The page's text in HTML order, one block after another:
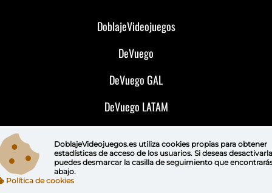
DoblajeVideojuegos
DeVuego
DeVuego GAL
DeVuego LATAM
DoblajeVideojuegos.es utiliza cookies propiaspara obtener
estadísticas de acceso de los usuarios. Si deseas
puedes desmarcar la casilla de seguimientoque
abajo.
Política de cookies